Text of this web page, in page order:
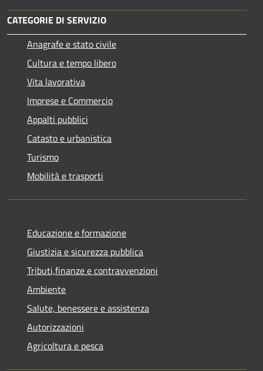
CATEGORIE DI SERVIZIO
Anagrafe e stato civile
Cultura e tempo libero
Vita lavorativa
Imprese e Commercio
Appalti pubblici
Catasto e urbanistica
Turismo
Mobilità e trasporti
Educazione e formazione
Giustizia e sicurezza pubblica
Tributi,finanze e contravvenzioni
Ambiente
Salute, benessere e assistenza
Autorizzazioni
Agricoltura e pesca